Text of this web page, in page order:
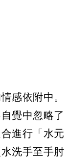
感依附中。
覺中忽略了
進行「水元
洗手至手肘